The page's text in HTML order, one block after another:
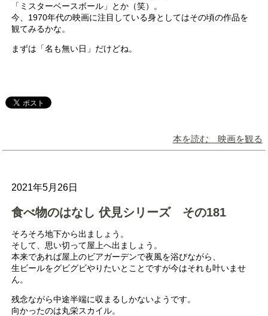
「ミスターベースボール」とか（笑）。
今、1970年代の映画に注目している身としてはその頃の作品を
観てみるかな。
まずは「名も無い日」だけどね。
本を読む 映画を観る
2021年5月26日
食べ物のはなし 伏見シリーズ その181
そろそろ地下から出ましょう。
そして、思い切って屋上へ出ましょう。
本来であれば屋上のビアガーデンで夜風を浴びながら、
生ビールをグビグビやりたいとことですが今はそれも叶いませ
ん。
残念ながら中途半端に収まるしかないようです。
向かったのは丸栄スカイル。